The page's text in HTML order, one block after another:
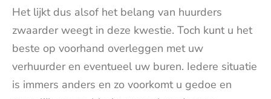
Het lijkt dus alsof het belang van huurders
zwaarder weegt in deze kwestie. Toch kunt u het
beste op voorhand overleggen met uw
verhuurder en eventueel uw buren. Iedere situatie
is immers anders en zo voorkomt u gedoe en